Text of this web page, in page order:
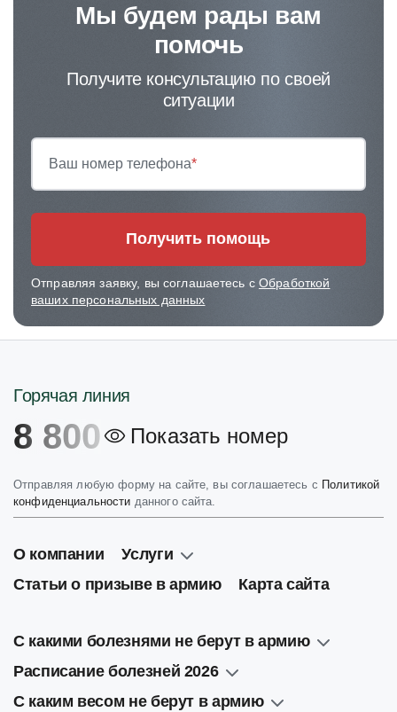
Мы будем рады вам
помочь
Получите консультацию по своей
ситуации
Ваш номер телефона*
Получить помощь
Отправляя заявку, вы соглашаетесь сОбработкой
ваших персональных данных
Горячая линия
8 800 Показать номер
Отправляя любую форму на сайте, вы соглашаетесь с Политикой
конфиденциальности данного сайта.
О компании
Услуги
Статьи о призыве в армию
Карта сайта
С какими болезнями не берут в армию
Расписание болезней 2026
С каким весом не берут в армию